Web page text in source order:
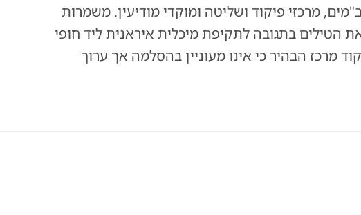
מרכזי פיקוד ושליטה ומוקדי מודיעין. משמרות
הטילים בתגובה לתקיפת מיכלית איראנית ליד חופי
מרכז הבהיר כי אינו מעוניין בהסלמה אך ערוך